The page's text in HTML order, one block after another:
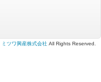
ミツワ興産株式会社 All Rights Reserved.